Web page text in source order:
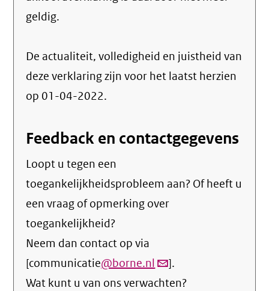
geldig.
De actualiteit, volledigheid en juistheid van
deze verklaring zijn voor het laatst herzien
op 01-04-2022.
Feedback en contactgegevens
Loopt u tegen een
toegankelijkheidsprobleem aan? Of heeft u
een vraag of opmerking over
toegankelijkheid?
Neem dan contact op via
[communicatie@borne.nl (link
verstuurt
].
Wat kunt u van ons verwachten?